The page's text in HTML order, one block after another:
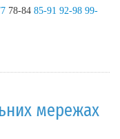
78-84 85-91 92-98 99-
мережах